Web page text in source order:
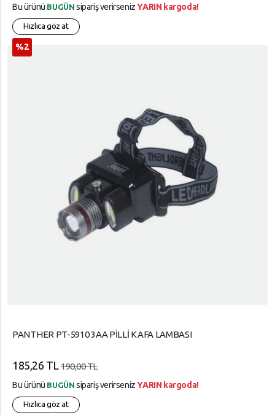
Bu ürünü BUGÜN sipariş verirsenizYARIN kargoda!
Hızlıca göz at
PANTHER PT-5910 3AA PİLLİ KAFA LAMBASI
%2
185,26 TL 190,00 TL
Bu ürünü BUGÜN sipariş verirsenizYARIN kargoda!
Hızlıca göz at